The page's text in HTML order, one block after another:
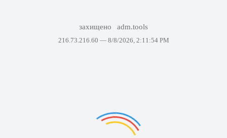
захищено adm.tools
216.73.216.60 — 8/8/2026, 2:11:54 PM